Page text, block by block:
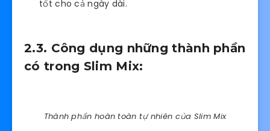
tốt cho cả ngày dài.
2.3. Công dụng những thành phần
có trong Slim Mix:
Thành phần hoàn toàn tự nhiên của Slim Mix